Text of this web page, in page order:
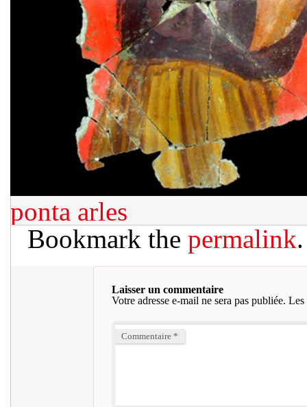
ponta arles
Bookmark the permalink.
Laisser un commentaire
Votre adresse e-mail ne sera pas publiée. Les
Commentaire *